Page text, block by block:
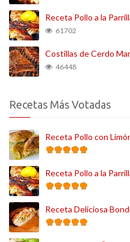
Receta Pollo a la
61702
Costillas de Cerdo
46448
Recetas Más Votadas
Receta Pollo con
Receta Pollo a la
Receta Deliciosa